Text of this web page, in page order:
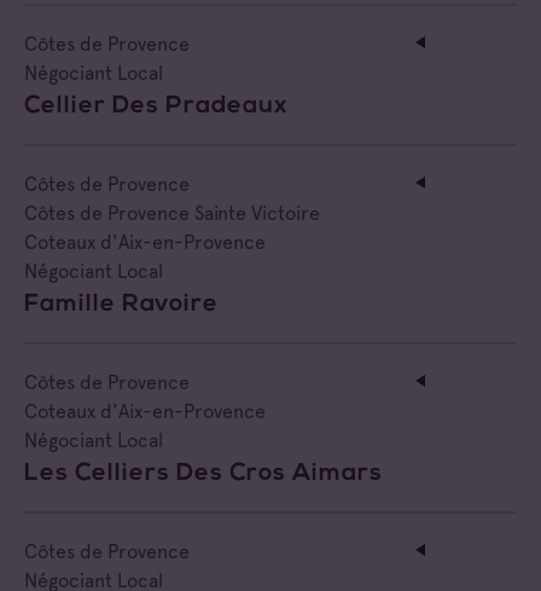
Côtes de Provence Pierrefeu
Côtes de Provence Sainte Victoire
Côtes de Provence
Négociant Local
Cellier Des Pradeaux
Côtes de Provence
Côtes de Provence Sainte Victoire
Coteaux d'Aix-en-Provence
Négociant Local
Famille Ravoire
Côtes de Provence
Coteaux d'Aix-en-Provence
Négociant Local
Les Celliers Des Cros Aimars
Côtes de Provence
Négociant Local